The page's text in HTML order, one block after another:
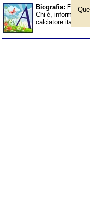
Biografia:
Chi è,
calciatore italiano,